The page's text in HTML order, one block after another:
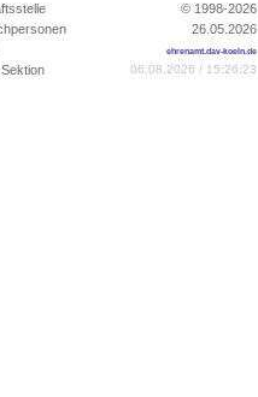
© 1998-2026
26.05.2026
ehrenamt.dav-koeln.de
06.08.2026 / 15:26:23